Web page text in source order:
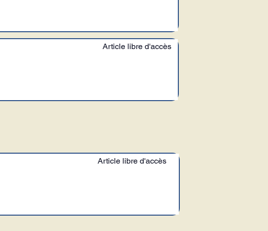
Article libre d'accès
Article libre d'accès